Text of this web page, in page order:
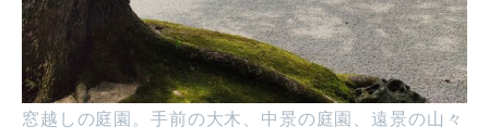
窓越しの庭園。手前の大木、中景の庭園、遠景の山々